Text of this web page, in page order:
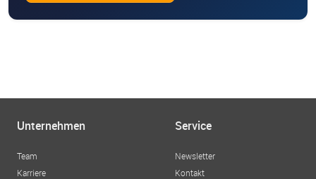
Unternehmen
Team
Karriere
Service
Newsletter
Kontakt